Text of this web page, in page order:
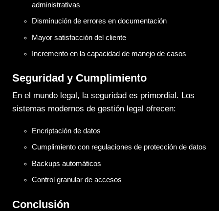
administrativas
Disminución de errores en documentación
Mayor satisfacción del cliente
Incremento en la capacidad de manejo de casos
Seguridad y Cumplimiento
En el mundo legal, la seguridad es primordial. Los
sistemas modernos de gestión legal ofrecen:
Encriptación de datos
Cumplimiento con regulaciones de protección de datos
Backups automáticos
Control granular de accesos
Conclusión